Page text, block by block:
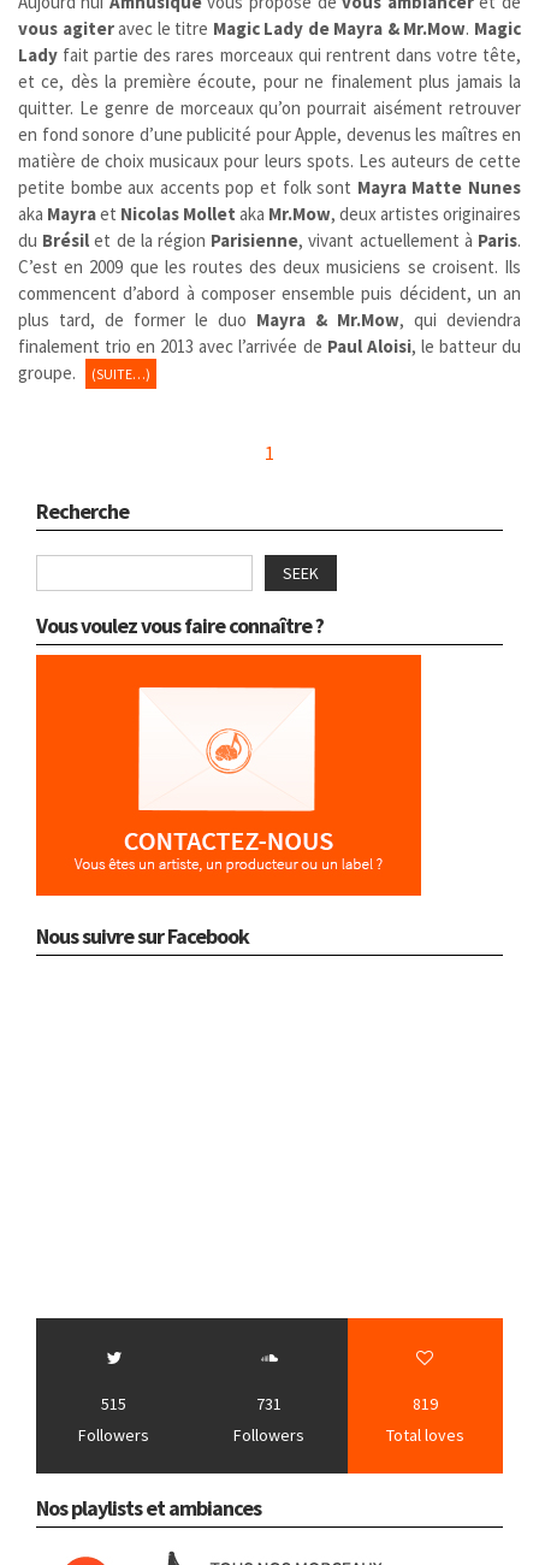
vous agiteravec le titre Magic Lady de Mayra & Mr.Mow. Magic
Lady fait partie des rares morceaux qui rentrent dans votre tête,
et ce, dès la première écoute, pour ne finalement plus jamais la
quitter. Le genre de morceaux qu’on pourrait aisément retrouver
en fond sonore d’une publicité pour Apple, devenus les maîtres en
matière de choix musicaux pour leurs spots. Les auteurs de cette
petite bombe aux accents pop et folk sont Mayra Matte Nunes
aka Mayraet Nicolas Mollet aka Mr.Mow, deux artistes originaires
du Brésil et de la région Parisienne, vivant actuellement à Paris.
C’est en 2009 que les routes des deux musiciens se croisent. Ils
commencent d’abord à composer ensemble puis décident, un an
plus tard, de former le duo Mayra & Mr.Mow, qui deviendra
finalement trio en 2013 avec l’arrivée de Paul Aloisi, le batteur du
groupe.
(SUITE…)
1
Recherche
SEEK
Vous voulez vous faire connaître ?
Nous suivre sur Facebook
515
Followers
731
Followers
819
Total loves
Nos playlists et ambiances